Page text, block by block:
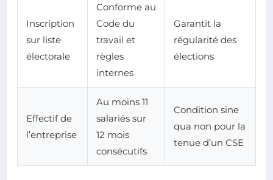
Inscription
sur liste
électorale
Conforme au
Code du
travail et
règles
internes
Garantit la
régularité des
élections
Effectif de
l’entreprise
Au moins 11
salariés sur
12 mois
consécutifs
Condition sine
qua non pour la
tenue d’un CSE